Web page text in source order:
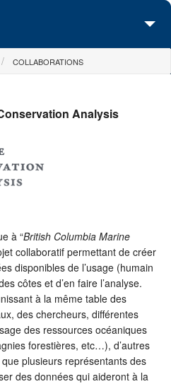
COLLABORATIONS
Analysis
à “British Columbia Marine
collaboratif permettant de créer
disponibles de l’usage (humain
côtes et d’en faire l’analyse.
à la même table des
des chercheurs, différentes
des ressources océaniques
forestières, etc…), d’autres
plusieurs représentants des
des données qui aideront à la